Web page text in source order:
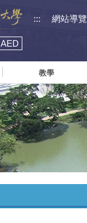
::: 網站導覽
AED
教學